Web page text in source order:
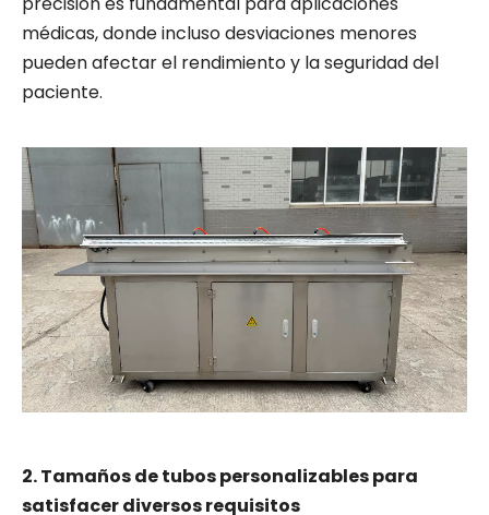
médicas, donde incluso desviaciones menores
pueden afectar el rendimiento y la seguridad del
paciente.
2. Tamaños de tubos personalizables para
satisfacer diversos requisitos